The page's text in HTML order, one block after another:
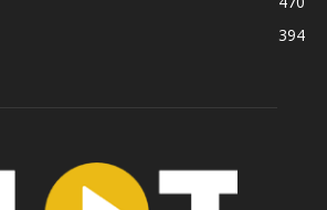
394